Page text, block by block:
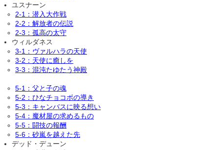
ユスナーン
2-1：潜入大作戦
2-2：解放者の伝説
2-3：孤高の太守
ウィルダネス
3-1：ヴァルハラの天使
3-2：天使に癒しを
3-3：混沌たゆたう神殿
5-1：父と子の魂
5-2：ひなチョコボの導き
5-3：キャンバスに映る想い
5-4：魔材屋の求めるもの
5-5：闘技の報酬
5-6：砂嵐を越えた先
デッド・デューン